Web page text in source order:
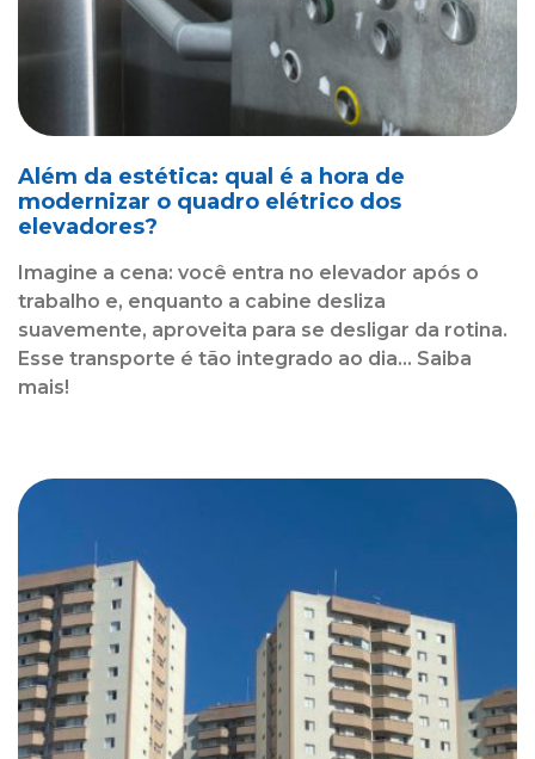
Além da estética: qual é a hora de
modernizar o quadro elétrico dos
elevadores?
Imagine a cena: você entra no elevador após o
trabalho e, enquanto a cabine desliza
suavemente, aproveita para se desligar da rotina.
Esse transporte é tão integrado ao dia... Saiba
mais!